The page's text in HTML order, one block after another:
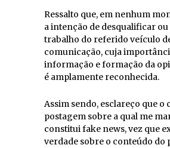
Ressalto que, em nenhum
a intenção de desqualificar
trabalho do referido veículo
comunicação, cuja
informação e formação da
é amplamente reconhecida.
Assim sendo, esclareço que o
postagem sobre a qual me
constitui fake news, vez que
verdade sobre o conteúdo do